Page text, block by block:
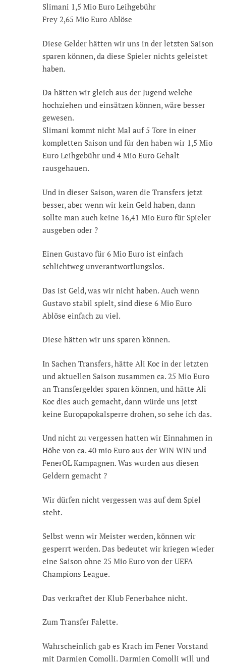
Slimani 1,5 Mio Euro Leihgebühr
Frey 2,65 Mio Euro Ablöse
Diese Gelder hätten wir uns in der letzten Saison
sparen können, da diese Spieler nichts geleistet
haben.
Da hätten wir gleich aus der Jugend welche
hochziehen und einsätzen können, wäre besser
gewesen.
Slimani kommt nicht Mal auf 5 Tore in einer
kompletten Saison und für den haben wir 1,5 Mio
Euro Leihgebühr und 4 Mio Euro Gehalt
rausgehauen.
Und in dieser Saison, waren die Transfers jetzt
besser, aber wenn wir kein Geld haben, dann
sollte man auch keine 16,41 Mio Euro für Spieler
ausgeben oder ?
Einen Gustavo für 6 Mio Euro ist einfach
schlichtweg unverantwortlungslos.
Das ist Geld, was wir nicht haben. Auch wenn
Gustavo stabil spielt, sind diese 6 Mio Euro
Ablöse einfach zu viel.
Diese hätten wir uns sparen können.
In Sachen Transfers, hätte Ali Koc in der letzten
und aktuellen Saison zusammen ca. 25 Mio Euro
an Transfergelder sparen können, und hätte Ali
Koc dies auch gemacht, dann würde uns jetzt
keine Europapokalsperre drohen, so sehe ich das.
Und nicht zu vergessen hatten wir Einnahmen in
Höhe von ca. 40 mio Euro aus der WIN WIN und
FenerOL Kampagnen. Was wurden aus diesen
Geldern gemacht ?
Wir dürfen nicht vergessen was auf dem Spiel
steht.
Selbst wenn wir Meister werden, können wir
gesperrt werden. Das bedeutet wir kriegen wieder
eine Saison ohne 25 Mio Euro von der UEFA
Champions League.
Das verkraftet der Klub Fenerbahce nicht.
Zum Transfer Falette.
Wahrscheinlich gab es Krach im Fener Vorstand
mit Darmien Comolli. Darmien Comolli will und